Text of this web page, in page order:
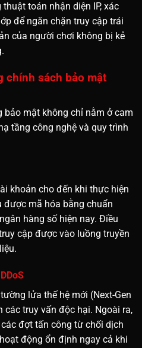
toán nhận diện IP, xác
để ngăn chặn truy cập trái
của người chơi không bị kẻ
chính sách bảo mật
bảo mật không chỉ nằm ở cam
tầng công nghệ và quy trình
khoản cho đến khi thực hiện
mã hóa bằng chuẩn
hàng số hiện nay. Điều
cập được vào luồng truyền
lửa thế hệ mới (Next-Gen
các truy vấn độc hại. Ngoài ra,
đợt tấn công từ chối dịch
động ổn định ngay cả khi